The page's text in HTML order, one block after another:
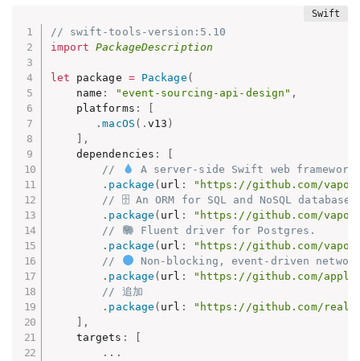
// swift-tools-version:5.10
import
PackageDescription
let package = Package (
    name
: "event-sourcing-api-design" ,
    platforms
:
.macOS ( .v13 )
,
    dependencies
:
//
A server-side Swift web
. package ( url :
"https://github.com/
// 🗄 An ORM for SQL and NoSQL
. package ( url :
"https://github.com/
//
Fluent driver for Postgres.
. package ( url :
"https://github.com/
//
Non-blocking, event-driven
. package ( url :
"https://github.com/
// 追加
. package ( url :
"https://github.com/
,
    targets
:
. . .